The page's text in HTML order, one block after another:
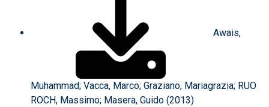
Awais,
Muhammad; Vacca, Marco; Graziano, Mariagrazia; RUO
ROCH, Massimo; Masera, Guido (2013)